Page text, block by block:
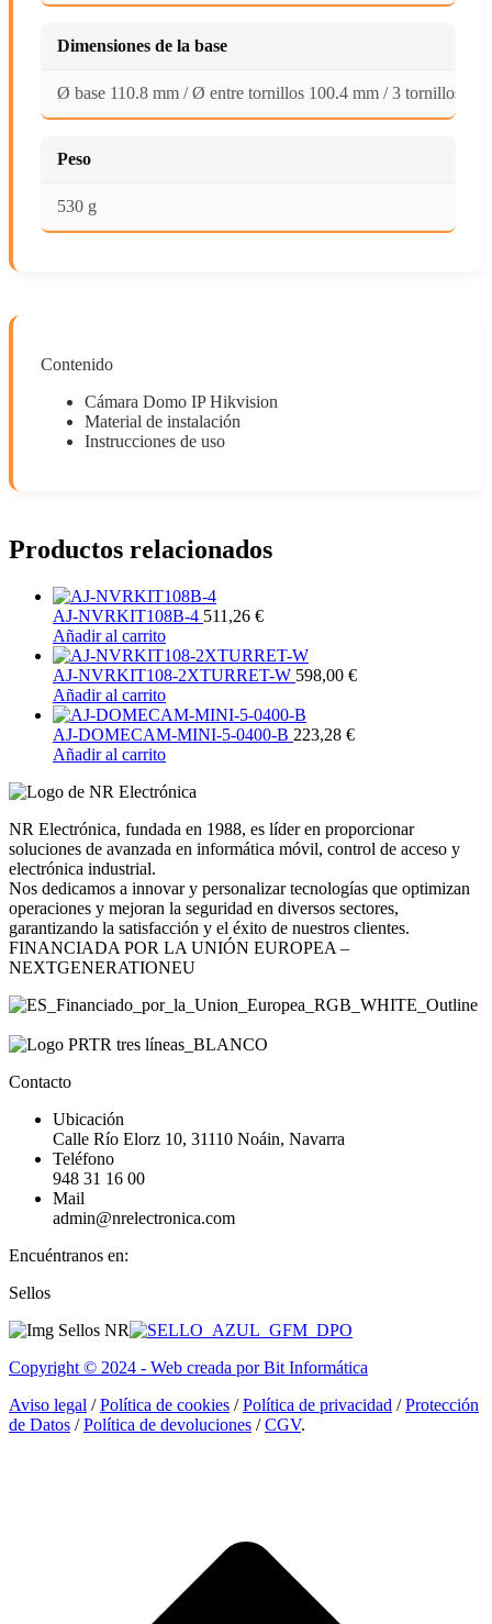
Dimensiones de la base
Ø base 110.8 mm / Ø entre tornillos 100.4 mm / 3 tornillos
Peso
530 g
Contenido
Cámara Domo IP Hikvision
Material de instalación
Instrucciones de uso
Productos relacionados
AJ-NVRKIT108B-4 511,26 €
Añadir al carrito
AJ-NVRKIT108-2XTURRET-W 598,00 €
Añadir al carrito
AJ-DOMECAM-MINI-5-0400-B 223,28 €
Añadir al carrito
NR Electrónica, fundada en 1988, es líder en proporcionar
soluciones de avanzada en informática móvil, control de acceso y
electrónica industrial.
Nos dedicamos a innovar y personalizar tecnologías que optimizan
operaciones y mejoran la seguridad en diversos sectores,
garantizando la satisfacción y el éxito de nuestros clientes.
FINANCIADA POR LA UNIÓN EUROPEA –
NEXTGENERATIONEU
Contacto
Ubicación
Calle Río Elorz 10, 31110 Noáin, Navarra
Teléfono
948 31 16 00
Mail
admin@nrelectronica.com
Encuéntranos en:
Facebook
opens
new
Linkedin
opens
new
Instagram
opens
new
Sellos
Copyright © 2024 - Web creada por Bit Informática
Aviso legal /Política de cookies /Política de privacidad /Protección
de Datos /Política de devoluciones /CGV.